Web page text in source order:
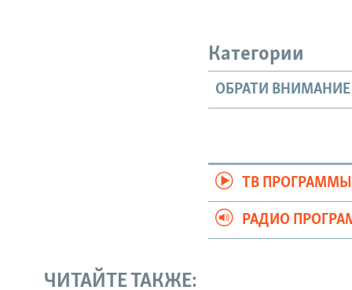
Категории
ОБРАТИ ВНИМАНИЕ
ТВ ПРОГРАММЫ
РАДИО
ЧИТАЙТЕ ТАКЖЕ: